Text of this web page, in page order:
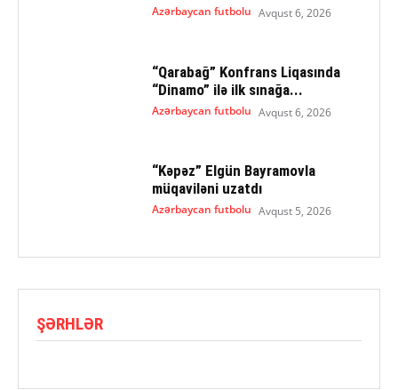
Azərbaycan futbolu Avqust 6, 2026
“Qarabağ” Konfrans Liqasında
“Dinamo” ilə ilk sınağa...
Azərbaycan futbolu Avqust 6, 2026
“Kəpəz” Elgün Bayramovla
müqaviləni uzatdı
Azərbaycan futbolu Avqust 5, 2026
ŞƏRHLƏR